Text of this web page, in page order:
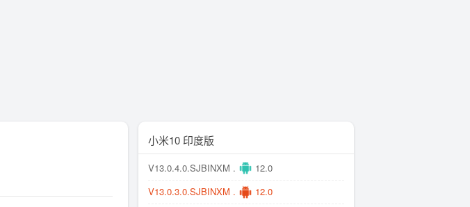
小米10 印度版
V13.0.4.0.SJBINXM .
12.0
V13.0.3.0.SJBINXM .
12.0